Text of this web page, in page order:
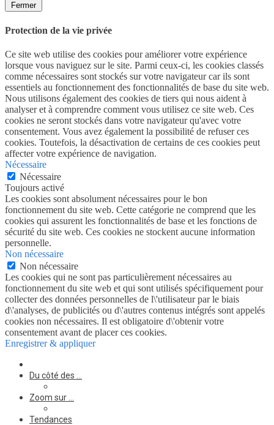
Fermer
Protection de la vie privée
Ce site web utilise des cookies pour améliorer votre expérience
lorsque vous naviguez sur le site. Parmi ceux-ci, les cookies classés
comme nécessaires sont stockés sur votre navigateur car ils sont
essentiels au fonctionnement des fonctionnalités de base du site web.
Nous utilisons également des cookies de tiers qui nous aident à
analyser et à comprendre comment vous utilisez ce site web. Ces
cookies ne seront stockés dans votre navigateur qu'avec votre
consentement. Vous avez également la possibilité de refuser ces
cookies. Toutefois, la désactivation de certains de ces cookies peut
affecter votre expérience de navigation.
Nécessaire
Nécessaire
Toujours activé
Les cookies sont absolument nécessaires pour le bon
fonctionnement du site web. Cette catégorie ne comprend que les
cookies qui assurent les fonctionnalités de base et les fonctions de
sécurité du site web. Ces cookies ne stockent aucune information
personnelle.
Non nécessaire
Non nécessaire
Les cookies qui ne sont pas particulièrement nécessaires au
fonctionnement du site web et qui sont utilisés spécifiquement pour
collecter des données personnelles de l\'utilisateur par le biais
d\'analyses, de publicités ou d\'autres contenus intégrés sont appelés
cookies non nécessaires. Il est obligatoire d\'obtenir votre
consentement avant de placer ces cookies.
Enregistrer & appliquer
Du côté des …
Zoom sur …
Tendances